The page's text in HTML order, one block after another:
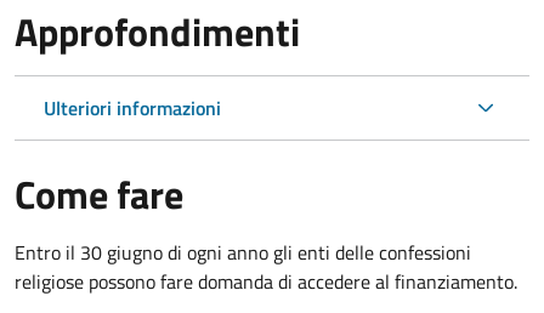
Approfondimenti
Ulteriori informazioni
Come fare
Entro il 30 giugno di ogni anno gli enti delle confessioni
religiose possono fare domanda di accedere al finanziamento.